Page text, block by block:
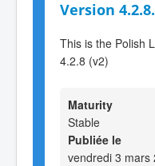
Version
This is the Polish
4.2.8 (v2)
Maturity
Stable
Publiée le
vendredi 3 mars